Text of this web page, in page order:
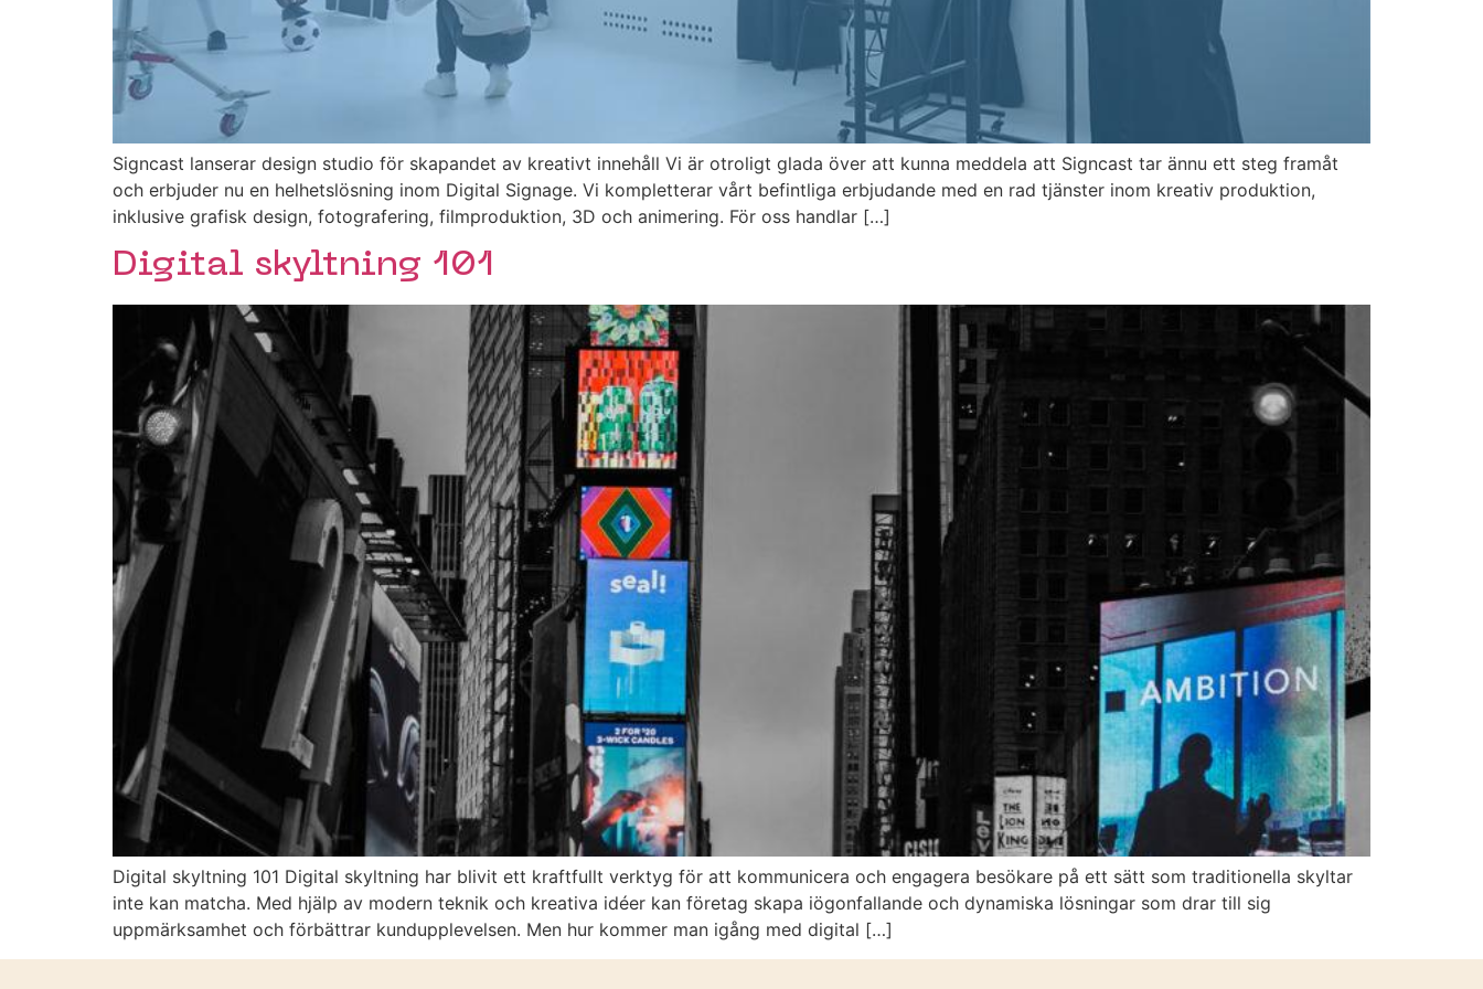
Signcast lanserar design studio för skapandet av kreativt innehåll Vi är otroligt glada över att kunna meddela att Signcast tar ännu ett steg framåt
och erbjuder nu en helhetslösning inom Digital Signage. Vi kompletterar vårt befintliga erbjudande med en rad tjänster inom kreativ produktion,
inklusive grafisk design, fotografering, filmproduktion, 3D och animering. För oss handlar […]
Digital skyltning 101
Digital skyltning 101 Digital skyltning har blivit ett kraftfullt verktyg för att kommunicera och engagera besökare på ett sätt som traditionella skyltar
inte kan matcha. Med hjälp av modern teknik och kreativa idéer kan företag skapa iögonfallande och dynamiska lösningar som drar till sig
uppmärksamhet och förbättrar kundupplevelsen. Men hur kommer man igång med digital […]